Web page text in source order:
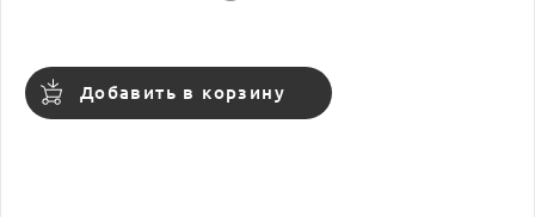
Добавить в корзину